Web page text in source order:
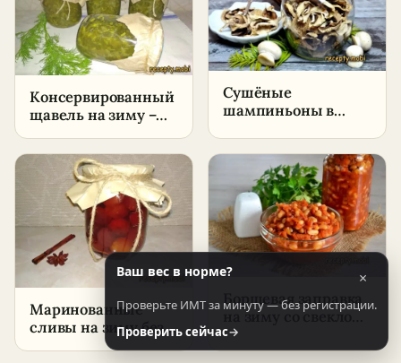
Консервированный
щавель на зиму –
в домашних
условиях
Сушёные
шампиньоны в
в домашних
условиях
Маринованные
сливы на зиму без
стерилизации –
Борщевая заправка
на зиму со свеклой
– пошаговый
рецепт в домашних
Ваш вес в норме? ×
Проверьте ИМТ за минуту — без регистрации.
Проверить сейчас→